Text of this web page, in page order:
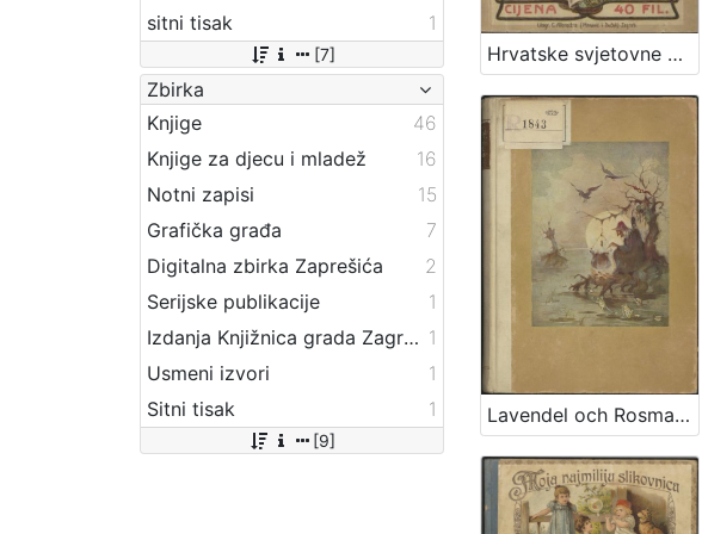
sitni tisak
1
[7]
Zbirka
Knjige
46
Knjige za djecu i mladež
16
Notni zapisi
15
Grafička građa
7
Digitalna zbirka Zaprešića
2
Serijske publikacije
1
Izdanja Knjižnica grada Zagreba - E-knjige 1
Usmeni izvori
1
Sitni tisak
1
[9]
Hrvatske svjetovne pjesme : za učiteljstvo i mladež pučkih škola / sabrao Antun Delak
Lavendel och Rosmarin : sagor för stora och smaa / Ivana Berlić